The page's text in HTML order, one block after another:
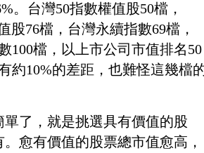
。台灣50指數權值股50檔，
股76檔，台灣永續指數69檔，
100檔，以上市公司市值排名50
約10%的差距，也難怪這幾檔
了，就是挑選具有價值的股
愈有價值的股票總市值愈高，